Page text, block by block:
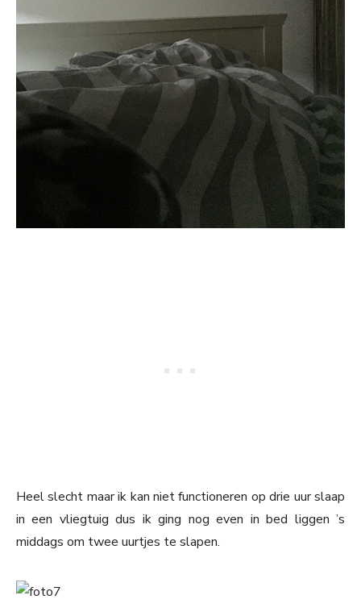
Heel slecht maar ik kan niet functioneren op drie uur slaap
in een vliegtuig dus ik ging nog even in bed liggen ’s
middags om twee uurtjes te slapen.